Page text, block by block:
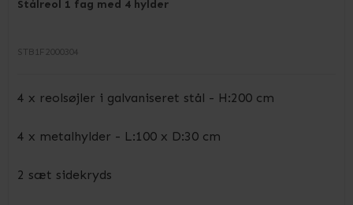
Stålreol 1 fag med 4 hylder
STB1F2000304
4 x reolsøjler i galvaniseret stål - H:200 cm
4 x metalhylder - L:100 x D:30 cm
2 sæt sidekryds